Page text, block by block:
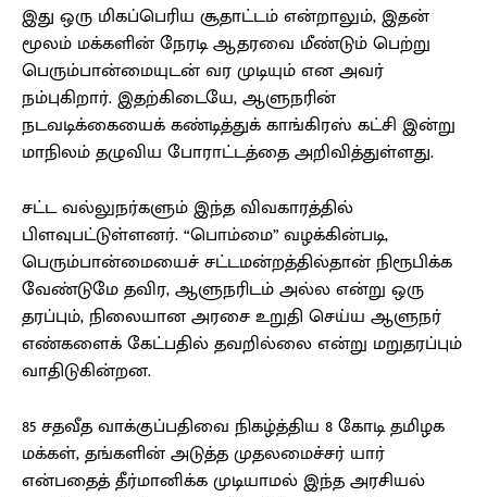
இது ஒரு மிகப்பெரிய சூதாட்டம் என்றாலும், இதன்
மூலம் மக்களின் நேரடி ஆதரவை மீண்டும் பெற்று
பெரும்பான்மையுடன் வர முடியும் என அவர்
நம்புகிறார். இதற்கிடையே, ஆளுநரின்
நடவடிக்கையைக் கண்டித்துக் காங்கிரஸ் கட்சி இன்று
மாநிலம் தழுவிய போராட்டத்தை அறிவித்துள்ளது.
சட்ட வல்லுநர்களும் இந்த விவகாரத்தில்
பிளவுபட்டுள்ளனர். “பொம்மை” வழக்கின்படி,
பெரும்பான்மையைச் சட்டமன்றத்தில்தான் நிரூபிக்க
வேண்டுமே தவிர, ஆளுநரிடம் அல்ல என்று ஒரு
தரப்பும், நிலையான அரசை உறுதி செய்ய ஆளுநர்
எண்களைக் கேட்பதில் தவறில்லை என்று மறுதரப்பும்
வாதிடுகின்றன.
85 சதவீத வாக்குப்பதிவை நிகழ்த்திய 8 கோடி தமிழக
மக்கள், தங்களின் அடுத்த முதலமைச்சர் யார்
என்பதைத் தீர்மானிக்க முடியாமல் இந்த அரசியல்